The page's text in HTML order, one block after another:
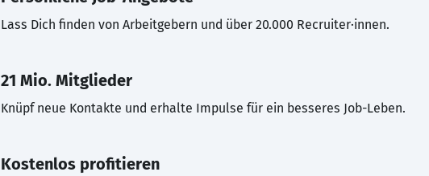
Lass Dich finden von Arbeitgebern und über 20.000 Recruiter·innen.
21 Mio. Mitglieder
Knüpf neue Kontakte und erhalte Impulse für ein besseres Job-Leben.
Kostenlos profitieren